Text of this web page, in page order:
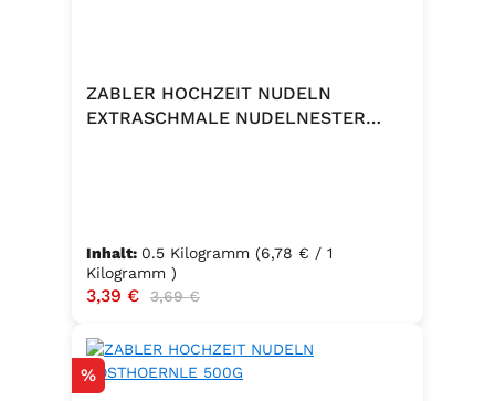
ZABLER HOCHZEIT NUDELN
EXTRASCHMALE NUDELNESTER
Inhalt: 0.5 Kilogramm (6,78 € / 1
Kilogramm )
Verkaufspreis:
3,39 € Regulärer Preis:
3,69 €
Rabatt
%